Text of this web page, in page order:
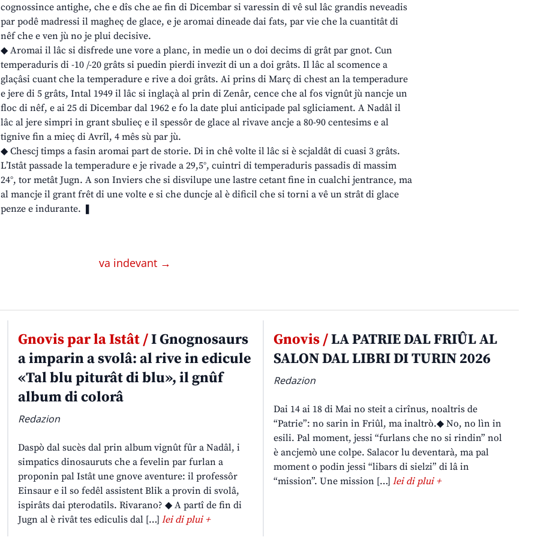
cognossince antighe, che e dîs che ae fin di Dicembar si varessin di vê sul lâc grandis neveadis
par podê madressi il magheç de glace, e je aromai dineade dai fats, par vie che la cuantitât di
nêf che e ven jù no je plui decisive.
◆ Aromai il lâc si disfrede une vore a planc, in medie un o doi decims di grât par gnot. Cun
temperaduris di -10 /-20 grâts si puedin pierdi invezit di un a doi grâts. Il lâc al scomence a
glaçâsi cuant che la temperadure e rive a doi grâts. Ai prins di Març di chest an la temperadure
e jere di 5 grâts, Intal 1949 il lâc si inglaçà al prin di Zenâr, cence che al fos vignût jù nancje un
floc di nêf, e ai 25 di Dicembar dal 1962 e fo la date plui anticipade pal sgliciament. A Nadâl il
lâc al jere simpri in grant sbulieç e il spessôr de glace al rivave ancje a 80-90 centesims e al
tignive fin a mieç di Avrîl, 4 mês sù par jù.
◆ Chescj timps a fasin aromai part de storie. Di in chê volte il lâc si è scjaldât di cuasi 3 grâts.
L’Istât passade la temperadure e je rivade a 29,5°, cuintri di temperaduris passadis di massim
24°, tor metât Jugn. A son Inviers che si disvilupe une lastre cetant fine in cualchi jentrance, ma
al mancje il grant frêt di une volte e si che duncje al è dificil che si torni a vê un strât di glace
penze e indurante. ❚
va indevant →
Gnovis par la Istât /I Gnognosaurs
a imparin a svolâ: al rive in edicule
«Tal blu piturât di blu», il gnûf
album di colorâ
Redazion
Daspò dal sucès dal prin album vignût fûr a Nadâl, i
simpatics dinosauruts che a fevelin par furlan a
proponin pal Istât une gnove aventure: il professôr
Einsaur e il so fedêl assistent Blik a provin di svolâ,
ispirâts dai pterodatils. Rivarano? ◆ A partî de fin di
Jugn al è rivât tes ediculis dal […] lei di plui +
Gnovis /LA PATRIE DAL FRIÛL AL
SALON DAL LIBRI DI TURIN 2026
Redazion
Dai 14 ai 18 di Mai no steit a cirînus, noaltris de
“Patrie”: no sarin in Friûl, ma inaltrò.◆ No, no lìn in
esili. Pal moment, jessi “furlans che no si rindin” nol
è ancjemò une colpe. Salacor lu deventarà, ma pal
moment o podin jessi “libars di sielzi” di lâ in
“mission”. Une mission […]lei di plui +